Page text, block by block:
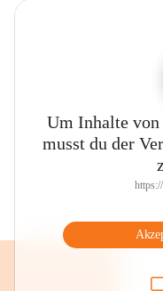
Um Inhalte von
musst du der